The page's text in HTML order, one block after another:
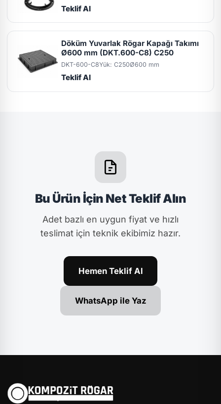
Teklif Al
Döküm Yuvarlak Rögar Kapağı Takımı
Ø600 mm (DKT.600-C8) C250
DKT-600-C8Yük: C250Ø600 mm
Teklif Al
Bu Ürün İçin Net Teklif Alın
Adet bazlı en uygun fiyat ve hızlı
teslimat için teknik ekibimiz hazır.
Hemen Teklif Al
WhatsApp ile Yaz